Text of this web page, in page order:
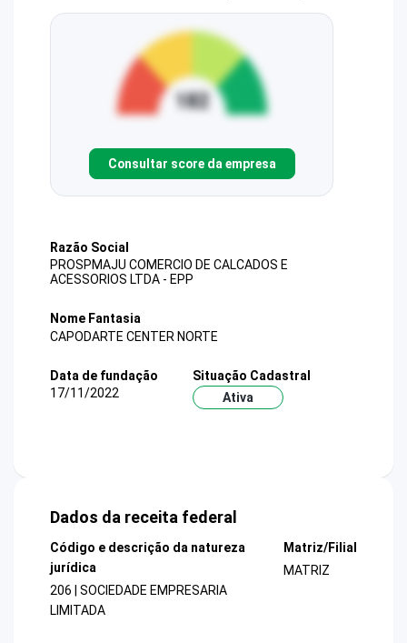
Consultar score da empresa
Razão Social
PROSPMAJU COMERCIO DE CALCADOS E
ACESSORIOS LTDA - EPP
Nome Fantasia
CAPODARTE CENTER NORTE
Data de fundação
17/11/2022
Situação Cadastral
Ativa
Dados da receita federal
Código e descrição da natureza
jurídica
206 | SOCIEDADE EMPRESARIA
LIMITADA
Matriz/Filial
MATRIZ